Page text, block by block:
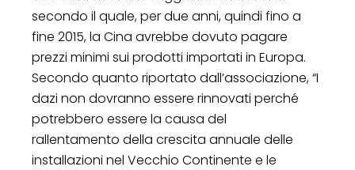
secondo il quale, per due anni, quindi fino a
fine 2015, la Cina avrebbe dovuto pagare
prezzi minimi sui prodotti importati in Europa.
Secondo quanto riportato dall’associazione, “I
dazi non dovranno essere rinnovati perché
potrebbero essere la causa del
rallentamento della crescita annuale delle
installazioni nel Vecchio Continente e le